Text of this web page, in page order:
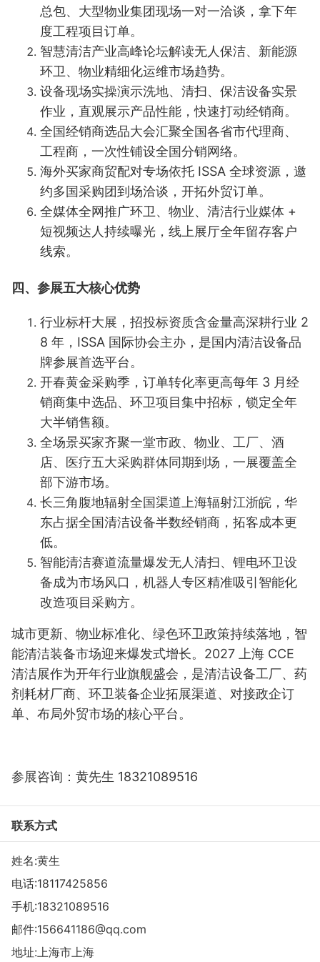
总包、大型物业集团现场一对一洽谈，拿下年
度工程项目订单。
智慧清洁产业高峰论坛解读无人保洁、新能源
环卫、物业精细化运维市场趋势。
设备现场实操演示洗地、清扫、保洁设备实景
作业，直观展示产品性能，快速打动经销商。
全国经销商选品大会汇聚全国各省市代理商、
工程商，一次性铺设全国分销网络。
海外买家商贸配对专场依托 ISSA 全球资源，邀
约多国采购团到场洽谈，开拓外贸订单。
全媒体全网推广环卫、物业、清洁行业媒体 +
短视频达人持续曝光，线上展厅全年留存客户
线索。
四、参展五大核心优势
行业标杆大展，招投标资质含金量高深耕行业 2
8 年，ISSA 国际协会主办，是国内清洁设备品
牌参展首选平台。
开春黄金采购季，订单转化率更高每年 3 月经
销商集中选品、环卫项目集中招标，锁定全年
大半销售额。
全场景买家齐聚一堂市政、物业、工厂、酒
店、医疗五大采购群体同期到场，一展覆盖全
部下游市场。
长三角腹地辐射全国渠道上海辐射江浙皖，华
东占据全国清洁设备半数经销商，拓客成本更
低。
智能清洁赛道流量爆发无人清扫、锂电环卫设
备成为市场风口，机器人专区精准吸引智能化
改造项目采购方。
城市更新、物业标准化、绿色环卫政策持续落地，智
能清洁装备市场迎来爆发式增长。2027 上海 CCE
清洁展作为开年行业旗舰盛会，是清洁设备工厂、药
剂耗材厂商、环卫装备企业拓展渠道、对接政企订
单、布局外贸市场的核心平台。
参展咨询：黄先生 18321089516
联系方式
姓名:黄生
电话:18117425856
手机:18321089516
邮件:156641186@qq.com
地址:上海市上海